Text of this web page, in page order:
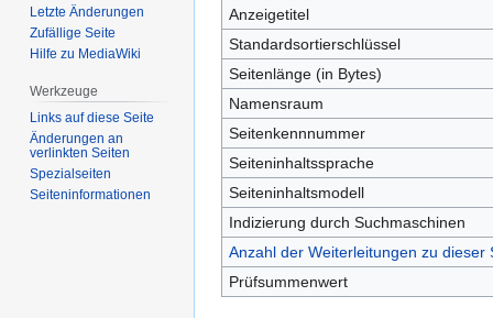
springen
springen
Anzeigetitel
Standardsortierschlüssel
Seitenlänge (in Bytes)
Namensraum
Seitenkennnummer
Seiteninhaltssprache
Seiteninhaltsmodell
Indizierung durch Suchmaschinen
Anzahl der Weiterleitungen zu dieser
Prüfsummenwert
Letzte Änderungen
Zufällige Seite
Hilfe zu MediaWiki
Werkzeuge
Links auf diese Seite
Änderungen an
verlinkten Seiten
Spezialseiten
Seiten­informationen